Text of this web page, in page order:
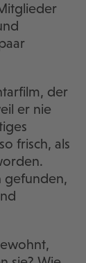
der
er nie
frisch, als
gefunden,